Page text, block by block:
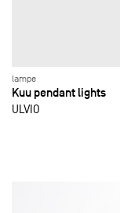
lampe
Kuu pendant lights
ULVIO